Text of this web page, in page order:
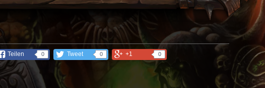
Teilen 0 Tweet 0 +1 0